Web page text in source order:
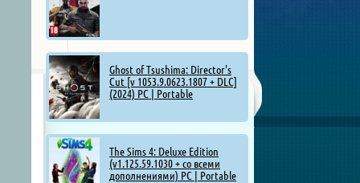
Ghost of Tsushima: Director's
Cut [v 1053.9.0623.1807 + DLC]
(2024) PC | Portable
The Sims 4: Deluxe Edition
(v1.125.59.1030 + со всеми
дополнениями) PC | Portable